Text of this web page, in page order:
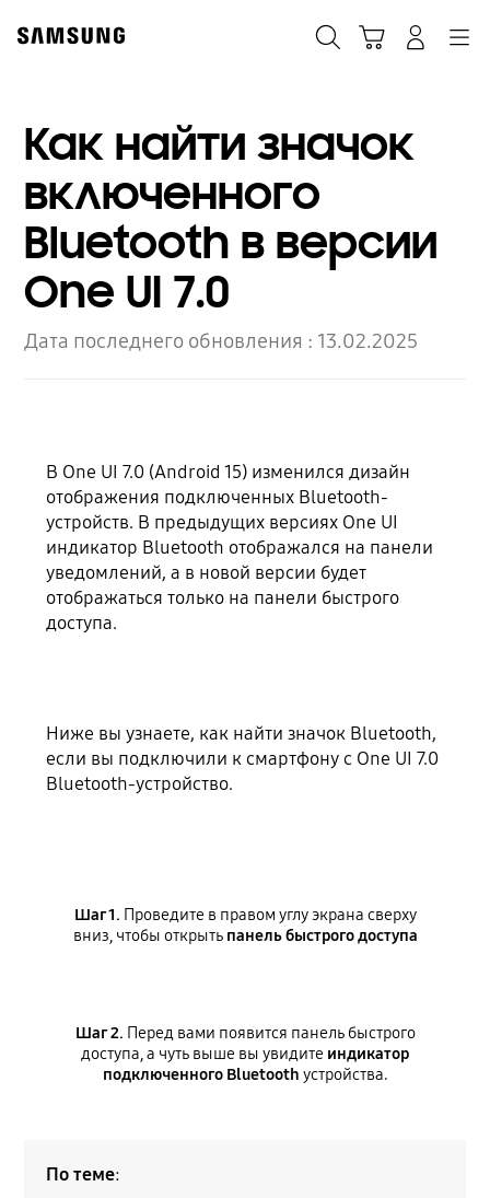
content
Как найти значок
включенного
Bluetooth в версии
One UI 7.0
Дата последнего обновления : 13.02.2025
В One UI 7.0 (Android 15) изменился дизайн
отображения подключенных Bluetooth-
устройств. В предыдущих версиях One UI
индикатор Bluetooth отображался на панели
уведомлений, а в новой версии будет
отображаться только на панели быстрого
доступа.
Ниже вы узнаете, как найти значок Bluetooth,
если вы подключили к смартфону с One UI 7.0
Bluetooth-устройство.
Шаг 1. Проведите в правом углу экрана сверху
вниз, чтобы открыть панель быстрого доступа
Шаг 2. Перед вами появится панель быстрого
доступа, а чуть выше вы увидите индикатор
подключенного Bluetooth устройства.
По теме: